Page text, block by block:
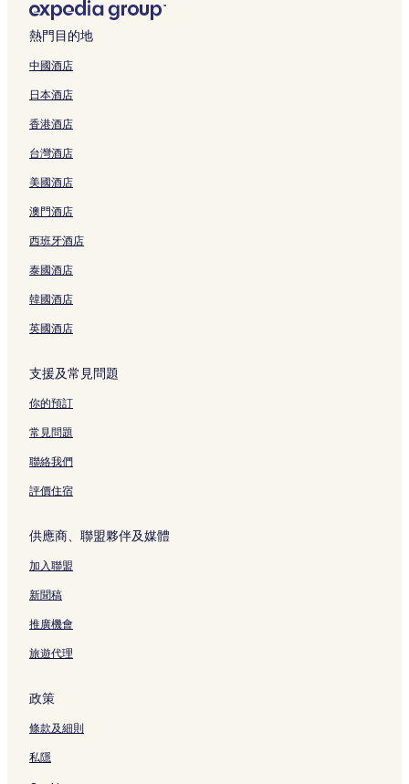
S
n
o
w
o
z
i
p
W
r
d
頁
面
9
,
頁
面
頁
面
a
b
i
n
n
n
o
w
d
n
a
頁
面
r
a
l
M
d
a
l
e
s
面
H
o
t
e
頁
u
s
e
S
o
d
o
n
i
頁
e
r
s
o
s
n
D
o
l
y
d
e
l
a
n
,
D
p
o
s
i
頁
s
t
H
o
s
頁
面
r
e
e
P
r
i
n
g
,
a
d
e
n
&
p
e
r
e
n
d
l
頁
r
i
n
g
o
i
d
a
y
i
t
h
e
u
k
頁
r
s
A
p
r
m
e
n
t
T
e
O
l
d
M
a
s
r
a
t
e
頁
b
i
n
i
S
o
w
d
o
i
N
e
a
r
R
h
o
M
o
u
n
a
s
頁
面
y
n
Y
B
g
i
l
頁
面
w
G
o
c
I
n
H
o
l
d
y
H
o
m
e
頁
e
e
p
s
S
o
w
d
o
i
N
o
r
t
h
W
e
N
r
Z
i
W
l
d
頁
面
熱門目的地
中國酒店
日本酒店
香港酒店
台灣酒店
美國酒店
澳門酒店
西班牙酒店
泰國酒店
韓國酒店
英國酒店
支援及常見問題
你的預訂
常見問題
聯絡我們
評價住宿
供應商、聯盟夥伴及媒體
加入聯盟
新聞稿
推廣機會
旅遊代理
政策
條款及細則
私隱